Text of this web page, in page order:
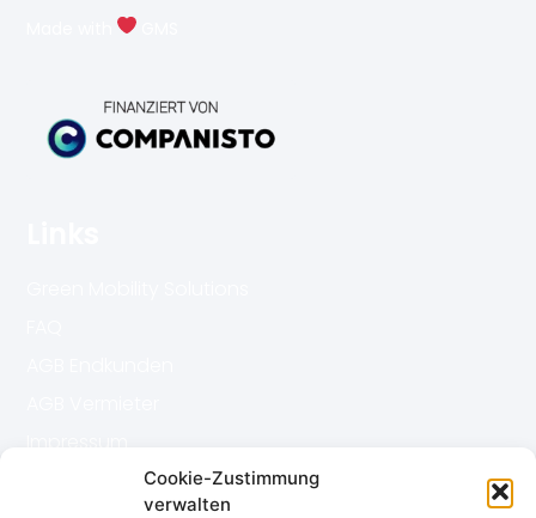
Cookie-Zustimmung
verwalten
Datenschutz
Made with